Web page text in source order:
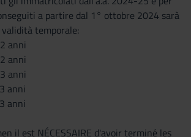
a partire dal 1° ottobre 2024 sarà
temporale:
anni
anni
anni
anni
anni
il est NÉCESSAIRE d'avoir terminé les